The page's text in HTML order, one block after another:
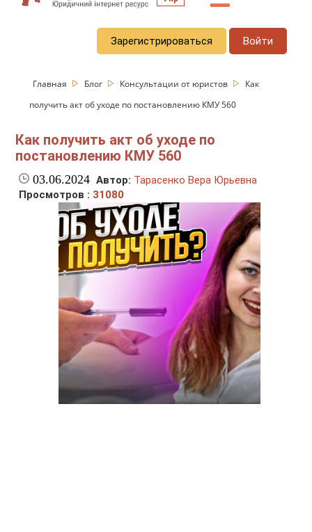
Зарегистрироваться Войти
Главная Блог Консультации от юристов
Как
получить акт об уходе по постановлению КМУ 560
Как получить акт об уходе по
постановлению КМУ 560
03.06.2024 Автор: Тарасенко Вера Юрьевна
Просмотров : 31080